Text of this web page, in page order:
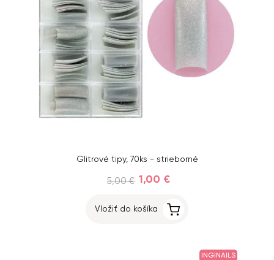
Glitrové tipy, 70ks - strieborné
5,00 € 1,00 €
Vložiť do košíka
INGINAILS